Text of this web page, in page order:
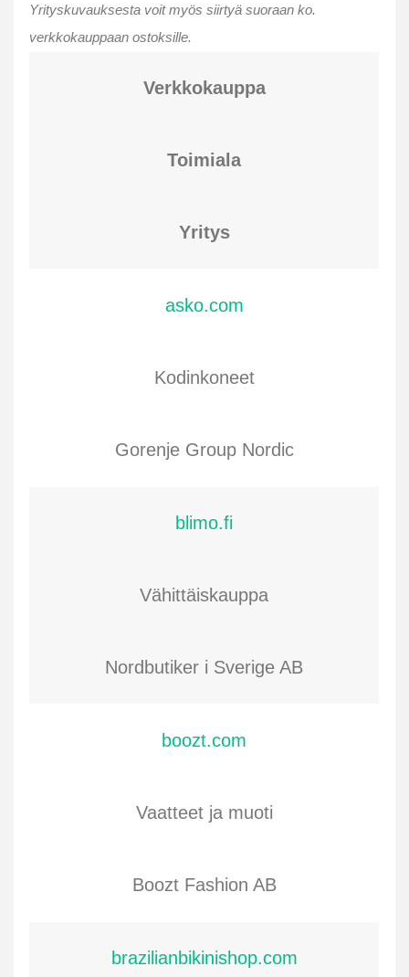
Yrityskuvauksesta voit myös siirtyä suoraan ko.
verkkokauppaan ostoksille.
Verkkokauppa
Toimiala
Yritys
asko.com
Kodinkoneet
Gorenje Group Nordic
blimo.fi
Vähittäiskauppa
Nordbutiker i Sverige AB
boozt.com
Vaatteet ja muoti
Boozt Fashion AB
brazilianbikinishop.com